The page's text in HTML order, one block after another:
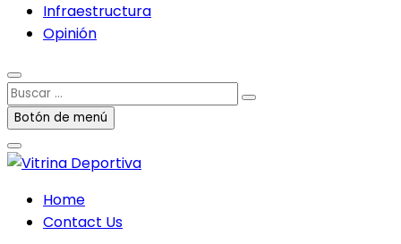
Infraestructura
Opinión
Buscar
…Botón de menú
Home
Contact Us